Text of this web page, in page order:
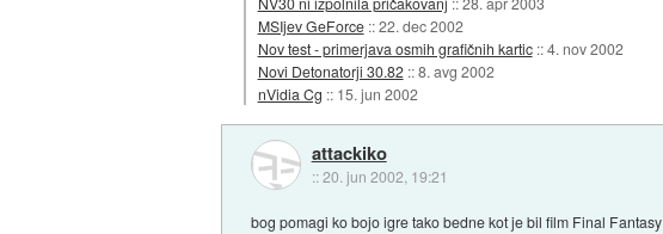
MSIjev GeForce ::22. dec 2002
Nov test - primerjava osmih grafičnih kartic ::4. nov 2002
Novi Detonatorji 30.82 ::8. avg 2002
nVidia Cg :: 15. jun 2002
attackiko
::20. jun 2002, 19:21
bog pomagi ko bojo igre tako bedne kot je bil film Final Fantasy